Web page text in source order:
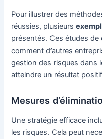
Pour illustrer des
réussies, plusieurs
présentés. Ces études
comment d’autres
gestion des risques dans
atteindre un résultat
Mesures
Une stratégie efficace
les risques. Cela peut